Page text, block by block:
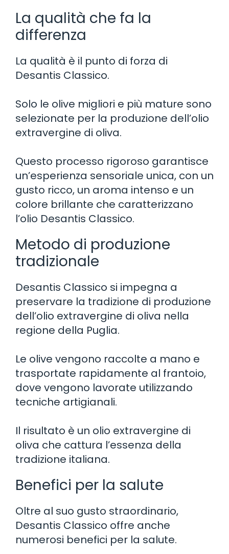
La qualità che fa la
differenza
La qualità è il punto di forza di
Desantis Classico.
Solo le olive migliori e più mature sono
selezionate per la produzione dell’olio
extravergine di oliva.
Questo processo rigoroso garantisce
un’esperienza sensoriale unica, con un
gusto ricco, un aroma intenso e un
colore brillante che caratterizzano
l’olio Desantis Classico.
Metodo di produzione
tradizionale
Desantis Classico si impegna a
preservare la tradizione di produzione
dell’olio extravergine di oliva nella
regione della Puglia.
Le olive vengono raccolte a mano e
trasportate rapidamente al frantoio,
dove vengono lavorate utilizzando
tecniche artigianali.
Il risultato è un olio extravergine di
oliva che cattura l’essenza della
tradizione italiana.
Benefici per la salute
Oltre al suo gusto straordinario,
Desantis Classico offre anche
numerosi benefici per la salute.